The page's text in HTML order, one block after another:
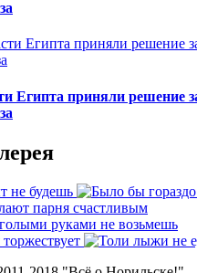
Египта приняли решение